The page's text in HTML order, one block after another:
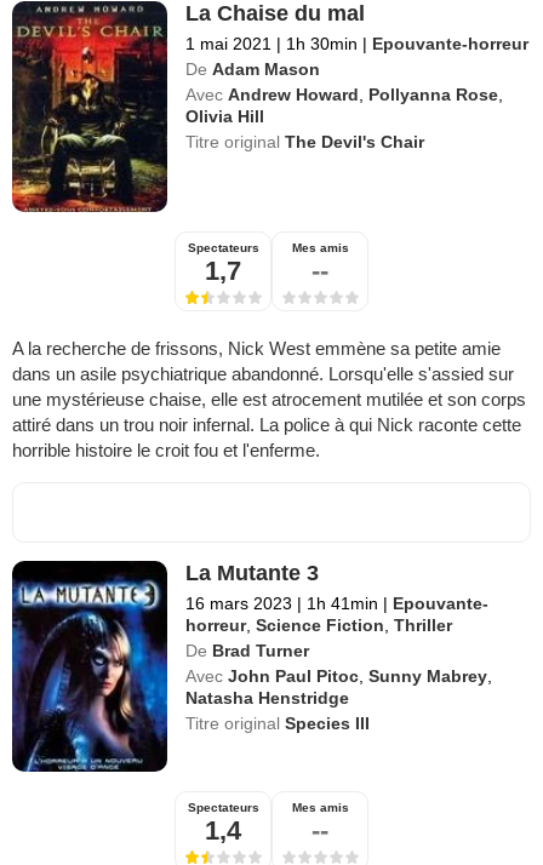
La Chaise du mal
1 mai 2021 | 1h 30min | Epouvante-horreur
De Adam Mason
Avec Andrew Howard Pollyanna Rose
Olivia Hill
Titre originalThe Devil's Chair
Spectateurs
1,7
Mes amis
--
A la recherche de frissons, Nick West emmène sa petite amie
dans un asile psychiatrique abandonné. Lorsqu'elle s'assied sur
une mystérieuse chaise, elle est atrocement mutilée et son corps
attiré dans un trou noir infernal. La police à qui Nick raconte cette
horrible histoire le croit fou et l'enferme.
La Mutante 3
16 mars 2023 | 1h 41min | Epouvante-
horreur,Science Fiction ,Thriller
De Brad Turner
Avec John Paul Pitoc ,Sunny Mabrey
Natasha Henstridge
Titre originalSpecies III
Spectateurs
1,4
Mes amis
--